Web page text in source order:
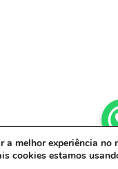
melhor experiência no
cookies estamos